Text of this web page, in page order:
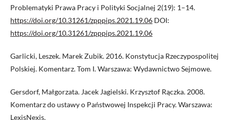
Problematyki Prawa Pracy i Polityki Socjalnej 2(19): 1–14.
https://doi.org/10.31261/zpppips.2021.19.06 DOI:
https://doi.org/10.31261/zpppips.2021.19.06
Garlicki, Leszek. Marek Zubik. 2016. Konstytucja Rzeczypospolitej
Polskiej. Komentarz. Tom I. Warszawa: Wydawnictwo Sejmowe.
Gersdorf, Małgorzata. Jacek Jagielski. Krzysztof Rączka. 2008.
Komentarz do ustawy o Państwowej Inspekcji Pracy. Warszawa:
LexisNexis.